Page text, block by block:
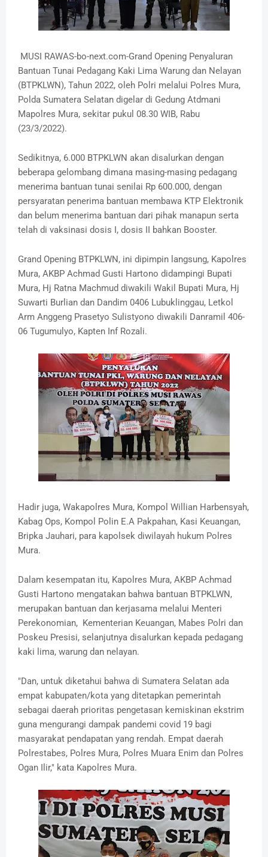
MUSI RAWAS-bo-next.com-Grand Opening Penyaluran
Bantuan Tunai Pedagang Kaki Lima Warung dan Nelayan
(BTPKLWN), Tahun 2022, oleh Polri melalui Polres Mura,
Polda Sumatera Selatan digelar di Gedung Atdmani
Mapolres Mura, sekitar pukul 08.30 WIB, Rabu
(23/3/2022).
Sedikitnya, 6.000 BTPKLWN akan disalurkan dengan
beberapa gelombang dimana masing-masing pedagang
menerima bantuan tunai senilai Rp 600.000, dengan
persyaratan penerima bantuan membawa KTP Elektronik
dan belum menerima bantuan dari pihak manapun serta
telah di vaksinasi dosis I, dosis II bahkan Booster.
Grand Opening BTPKLWN, ini dipimpin langsung, Kapolres
Mura, AKBP Achmad Gusti Hartono didampingi Bupati
Mura, Hj Ratna Machmud diwakili Wakil Bupati Mura, Hj
Suwarti Burlian dan Dandim 0406 Lubuklinggau, Letkol
Arm Anggeng Prasetyo Sulistyono diwakili Danramil 406-
06 Tugumulyo, Kapten Inf Rozali.
Hadir juga, Wakapolres Mura, Kompol Willian Harbensyah,
Kabag Ops, Kompol Polin E.A Pakpahan, Kasi Keuangan,
Bripka Jauhari, para kapolsek diwilayah hukum Polres
Mura.
Dalam kesempatan itu, Kapolres Mura, AKBP Achmad
Gusti Hartono mengatakan bahwa bantuan BTPKLWN,
merupakan bantuan dan kerjasama melalui Menteri
Perekonomian, Kementerian Keuangan, Mabes Polri dan
Poskeu Presisi, selanjutnya disalurkan kepada pedagang
kaki lima, warung dan nelayan.
"Dan, untuk diketahui bahwa di Sumatera Selatan ada
empat kabupaten/kota yang ditetapkan pemerintah
sebagai daerah prioritas pengetasan kemiskinan ekstrim
guna mengurangi dampak pandemi covid 19 bagi
masyarakat pendapatan yang rendah. Empat daerah
Polrestabes, Polres Mura, Polres Muara Enim dan Polres
Ogan Ilir," kata Kapolres Mura.